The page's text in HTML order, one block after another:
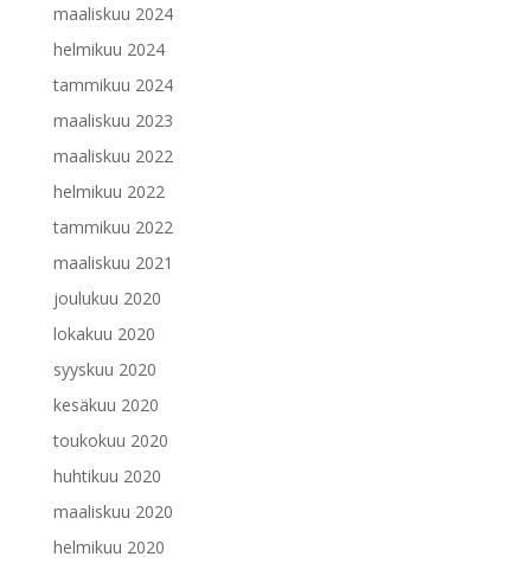
maaliskuu 2024
helmikuu 2024
tammikuu 2024
maaliskuu 2023
maaliskuu 2022
helmikuu 2022
tammikuu 2022
maaliskuu 2021
joulukuu 2020
lokakuu 2020
syyskuu 2020
kesäkuu 2020
toukokuu 2020
huhtikuu 2020
maaliskuu 2020
helmikuu 2020